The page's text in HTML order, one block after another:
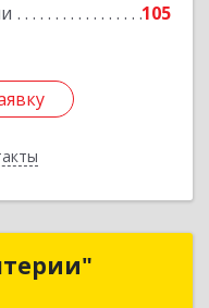
105
Подробнее